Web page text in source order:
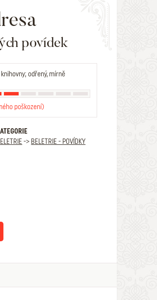
povídek
odřený, mírně
poškození)
-> BELETRIE - POVÍDKY